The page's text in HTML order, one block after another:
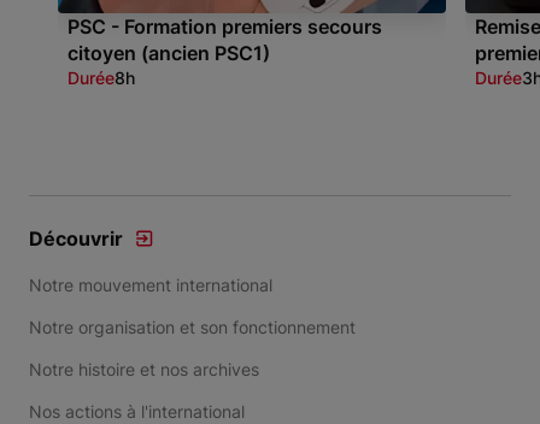
PSC - Formation premiers secours
citoyen (ancien PSC1)
Durée8h Durée
Découvrir
Notre mouvement international
Notre organisation et son fonctionnement
Notre histoire et nos archives
Nos actions à l'international